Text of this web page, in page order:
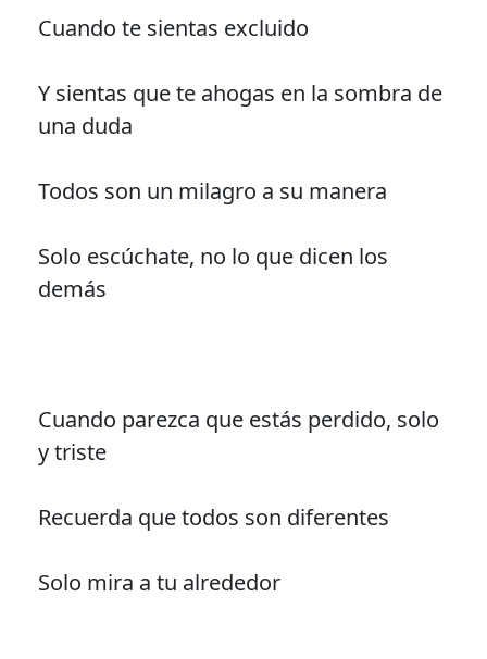
Cuando te sientas excluido
Y sientas que te ahogas en la sombra de
una duda
Todos son un milagro a su manera
Solo escúchate, no lo que dicen los
demás
Cuando parezca que estás perdido, solo
y triste
Recuerda que todos son diferentes
Solo mira a tu alrededor